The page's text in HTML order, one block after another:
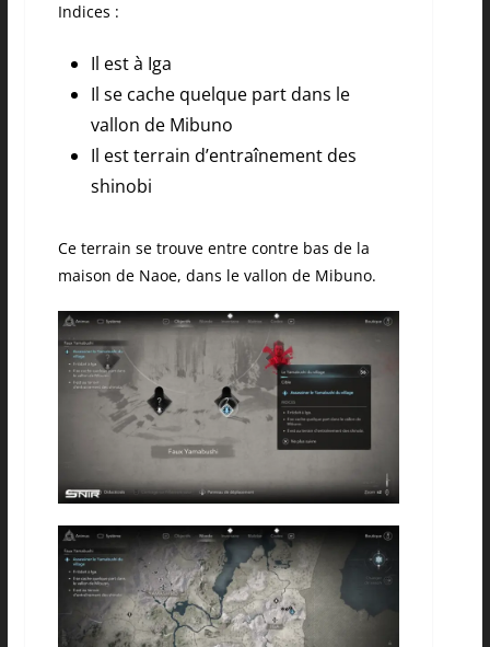
Indices :
Il est à Iga
Il se cache quelque part dans le
vallon de Mibuno
Il est terrain d’entraînement des
shinobi
Ce terrain se trouve entre contre bas de la
maison de Naoe, dans le vallon de Mibuno.